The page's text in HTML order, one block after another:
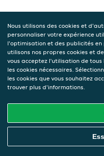
Nous utilisons des cookies et
personnaliser votre expérience
l'optimisation et des publicités
utilisons nos propres cookies et
vous acceptez l'utilisation de tous
les cookies nécessaires.
les cookies que vous souhaitez
trouver plus d'informations.